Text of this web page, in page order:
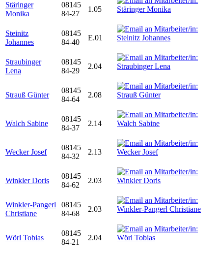
Stäringer
Monika
08145
84-27
1.05
Steinitz
Johannes
08145
84-40
E.01
Straubinger
Lena
08145
84-29
2.04
Strauß Günter
08145
84-64
2.08
Walch Sabine
08145
84-37
2.14
Wecker Josef
08145
84-32
2.13
Winkler Doris
08145
84-62
2.03
Winkler-Pangerl
Christiane
08145
84-68
2.03
Wörl Tobias
08145
84-21
2.04